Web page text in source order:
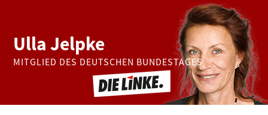
Ulla Jelpke
MITGLIED DES DEUTSCHEN BUNDESTAGES